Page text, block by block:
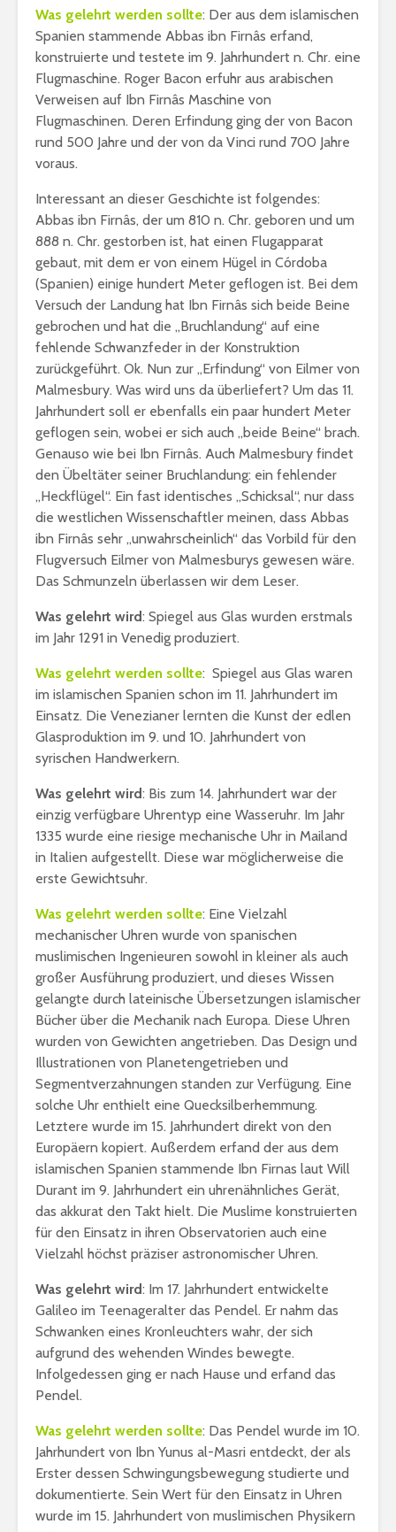
Was gelehrt werden sollte: Der aus dem islamischen
Spanien stammende Abbas ibn Firnâs erfand,
konstruierte und testete im 9. Jahrhundert n. Chr. eine
Flugmaschine. Roger Bacon erfuhr aus arabischen
Verweisen auf Ibn Firnâs Maschine von
Flugmaschinen. Deren Erfindung ging der von Bacon
rund 500 Jahre und der von da Vinci rund 700 Jahre
voraus.
Interessant an dieser Geschichte ist folgendes:
Abbas ibn Firnâs, der um 810 n. Chr. geboren und um
888 n. Chr. gestorben ist, hat einen Flugapparat
gebaut, mit dem er von einem Hügel in Córdoba
(Spanien) einige hundert Meter geflogen ist. Bei dem
Versuch der Landung hat Ibn Firnâs sich beide Beine
gebrochen und hat die „Bruchlandung“ auf eine
fehlende Schwanzfeder in der Konstruktion
zurückgeführt. Ok. Nun zur „Erfindung“ von Eilmer von
Malmesbury. Was wird uns da überliefert? Um das 11.
Jahrhundert soll er ebenfalls ein paar hundert Meter
geflogen sein, wobei er sich auch „beide Beine“ brach.
Genauso wie bei Ibn Firnâs. Auch Malmesbury findet
den Übeltäter seiner Bruchlandung: ein fehlender
„Heckflügel“. Ein fast identisches „Schicksal“, nur dass
die westlichen Wissenschaftler meinen, dass Abbas
ibn Firnâs sehr „unwahrscheinlich“ das Vorbild für den
Flugversuch Eilmer von Malmesburys gewesen wäre.
Das Schmunzeln überlassen wir dem Leser.
Was gelehrt wird: Spiegel aus Glas wurden erstmals
im Jahr 1291 in Venedig produziert.
Was gelehrt werden sollte: Spiegel aus Glas waren
im islamischen Spanien schon im 11. Jahrhundert im
Einsatz. Die Venezianer lernten die Kunst der edlen
Glasproduktion im 9. und 10. Jahrhundert von
syrischen Handwerkern.
Was gelehrt wird: Bis zum 14. Jahrhundert war der
einzig verfügbare Uhrentyp eine Wasseruhr. Im Jahr
1335 wurde eine riesige mechanische Uhr in Mailand
in Italien aufgestellt. Diese war möglicherweise die
erste Gewichtsuhr.
Was gelehrt werden sollte: Eine Vielzahl
mechanischer Uhren wurde von spanischen
muslimischen Ingenieuren sowohl in kleiner als auch
großer Ausführung produziert, und dieses Wissen
gelangte durch lateinische Übersetzungen islamischer
Bücher über die Mechanik nach Europa. Diese Uhren
wurden von Gewichten angetrieben. Das Design und
Illustrationen von Planetengetrieben und
Segmentverzahnungen standen zur Verfügung. Eine
solche Uhr enthielt eine Quecksilberhemmung.
Letztere wurde im 15. Jahrhundert direkt von den
Europäern kopiert. Außerdem erfand der aus dem
islamischen Spanien stammende Ibn Firnas laut Will
Durant im 9. Jahrhundert ein uhrenähnliches Gerät,
das akkurat den Takt hielt. Die Muslime konstruierten
für den Einsatz in ihren Observatorien auch eine
Vielzahl höchst präziser astronomischer Uhren.
Was gelehrt wird: Im 17. Jahrhundert entwickelte
Galileo im Teenageralter das Pendel. Er nahm das
Schwanken eines Kronleuchters wahr, der sich
aufgrund des wehenden Windes bewegte.
Infolgedessen ging er nach Hause und erfand das
Pendel.
Was gelehrt werden sollte: Das Pendel wurde im 10.
Jahrhundert von Ibn Yunus al-Masri entdeckt, der als
Erster dessen Schwingungsbewegung studierte und
dokumentierte. Sein Wert für den Einsatz in Uhren
wurde im 15. Jahrhundert von muslimischen Physikern